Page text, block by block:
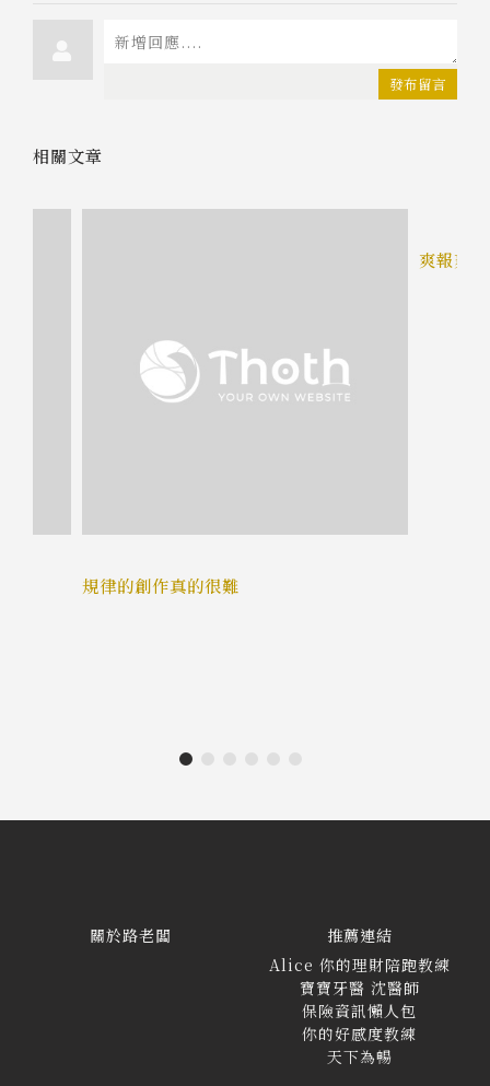
發布留言
相關文章
規律的創作真的很難
爽報爽
關於路老闆
推薦連結
Alice 你的理財陪跑教練
寶寶牙醫 沈醫師
保險資訊懶人包
你的好感度教練
天下為暢